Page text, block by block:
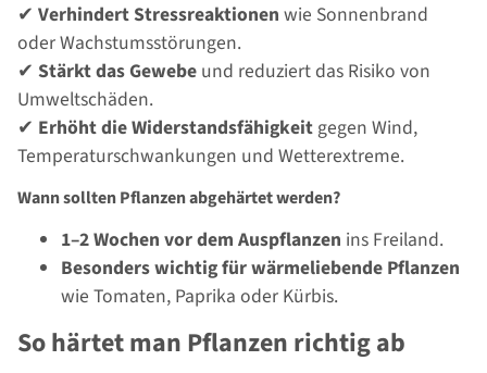
✔ Verhindert Stressreaktionen wie Sonnenbrand
oder Wachstumsstörungen.
✔ Stärkt das Gewebe und reduziert das Risiko von
Umweltschäden.
✔ Erhöht die Widerstandsfähigkeitgegen Wind,
Temperaturschwankungen und Wetterextreme.
Wann sollten Pflanzen abgehärtet werden?
1–2 Wochen vor dem Auspflanzen ins Freiland.
Besonders wichtig für wärmeliebende Pflanzen
wie Tomaten, Paprika oder Kürbis.
So härtet man Pflanzen richtig ab